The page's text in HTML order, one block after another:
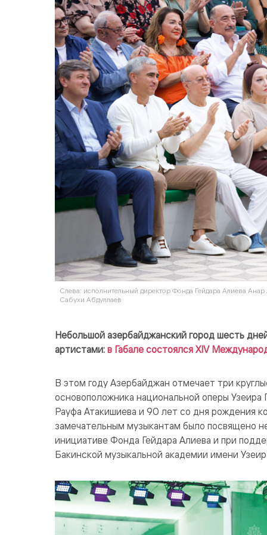
Слева: исполнительный директор Фонда Гейдара Алиева
Сабухи Абдуллаев
Небольшой азербайджанский город шесть
артистами: в Габале состоялся XIV
В этом году Азербайджан отмечает три
основоположника национальной оперы
Рауфа Атакишиева и 90 лет со дня рождения
замечательным музыкантам было посвящено
инициативе Фонда Гейдара Алиева и при
Бакинской музыкальной академии имени